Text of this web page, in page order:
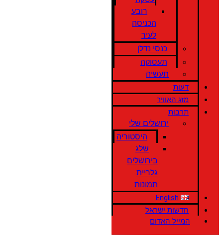
רובע
הכניסה
לעיר
כנסי נדלן
תעסוקה
תעשיה
דעות
מזג האוויר
תרבות
ירושלים שלי
היסטוריה
שלג
בירושלים
גלריית
תמונות
English
חדשות ישראל
המייל האדום